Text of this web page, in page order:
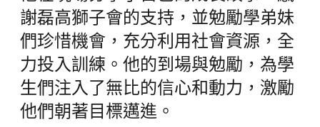
謝磊高獅子會的支持，並勉勵學弟妹
們珍惜機會，充分利用社會資源，全
力投入訓練。他的到場與勉勵，為學
生們注入了無比的信心和動力，激勵
他們朝著目標邁進。